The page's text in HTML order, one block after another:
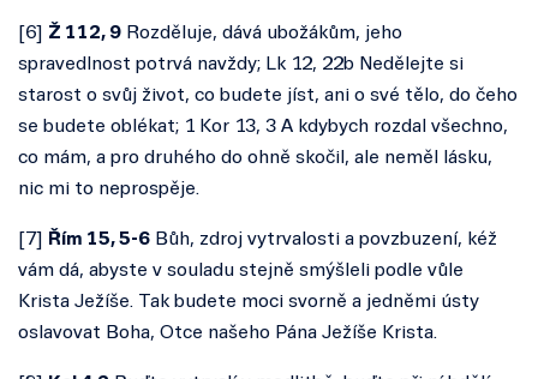
6 Ž 112, 9 Rozděluje, dává ubožákům, jeho
spravedlnost potrvá navždy; Lk 12, 22b Nedělejte si
starost o svůj život, co budete jíst, ani o své tělo, do čeho
se budete oblékat; 1 Kor 13, 3 A kdybych rozdal všechno,
co mám, a pro druhého do ohně skočil, ale neměl lásku,
nic mi to neprospěje.
7 Řím 15, 5-6 Bůh, zdroj vytrvalosti a povzbuzení, kéž
vám dá, abyste v souladu stejně smýšleli podle vůle
Krista Ježíše. Tak budete moci svorně a jedněmi ústy
oslavovat Boha, Otce našeho Pána Ježíše Krista.